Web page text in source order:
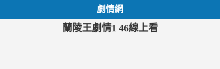
劇情網
蘭陵王劇情1 46線上看